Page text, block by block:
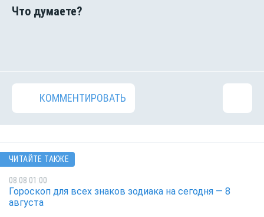
КОММЕНТИРОВАТЬ
ЧИТАЙТЕ ТАКЖЕ
08.08 01:00
Гороскоп для всех знаков зодиака на сегодня — 8
августа